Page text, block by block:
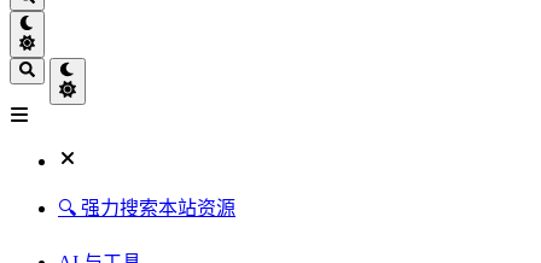
🔍 强力搜索本站资源